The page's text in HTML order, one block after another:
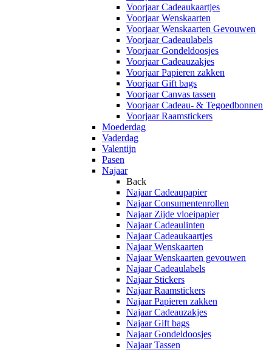
Voorjaar Cadeaukaartjes
Voorjaar Wenskaarten
Voorjaar Wenskaarten Gevouwen
Voorjaar Cadeaulabels
Voorjaar Gondeldoosjes
Voorjaar Cadeauzakjes
Voorjaar Papieren zakken
Voorjaar Gift bags
Voorjaar Canvas tassen
Voorjaar Cadeau- & Tegoedbonnen
Voorjaar Raamstickers
Moederdag
Vaderdag
Valentijn
Pasen
Najaar
Back
Najaar Cadeaupapier
Najaar Consumentenrollen
Najaar Zijde vloeipapier
Najaar Cadeaulinten
Najaar Cadeaukaartjes
Najaar Wenskaarten
Najaar Wenskaarten gevouwen
Najaar Cadeaulabels
Najaar Stickers
Najaar Raamstickers
Najaar Papieren zakken
Najaar Cadeauzakjes
Najaar Gift bags
Najaar Gondeldoosjes
Najaar Tassen